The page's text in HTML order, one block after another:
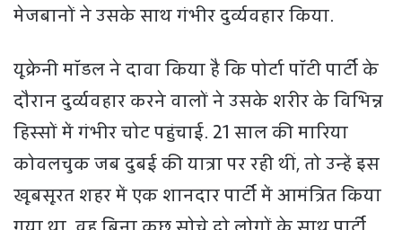
मेजबानों ने उसके साथ गंभीर दुर्व्यवहार किया.
यूक्रेनी मॉडल ने दावा किया है कि पोर्टा पॉटी पार्टी के
दौरान दुर्व्यवहार करने वालों ने उसके शरीर के विभिन्न
हिस्सों में गंभीर चोट पहुंचाई. 21 साल की मारिया
कोवलचुक जब दुबई की यात्रा पर रही थीं, तो उन्हें इस
खूबसूरत शहर में एक शानदार पार्टी में आमंत्रित किया